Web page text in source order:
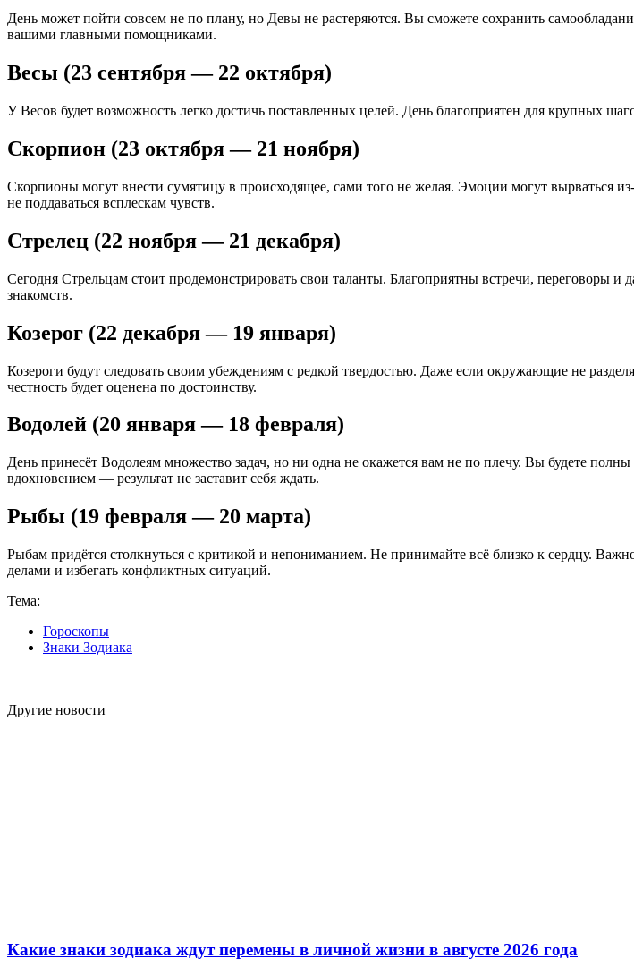
День может пойти совсем не по плану, но Девы не растеряются. Вы сможете сохранить
вашими главными помощниками.
Весы (23 сентября — 22 октября)
У Весов будет возможность легко достичь поставленных целей. День благоприятен для крупных
Скорпион (23 октября — 21 ноября)
Скорпионы могут внести сумятицу в происходящее, сами того не желая. Эмоции могут вырваться
не поддаваться всплескам чувств.
Стрелец (22 ноября — 21 декабря)
Сегодня Стрельцам стоит продемонстрировать свои таланты. Благоприятны встречи, переговоры
знакомств.
Козерог (22 декабря — 19 января)
Козероги будут следовать своим убеждениям с редкой твердостью. Даже если окружающие не
честность будет оценена по достоинству.
Водолей (20 января — 18 февраля)
День принесёт Водолеям множество задач, но ни одна не окажется вам не по плечу. Вы будете
вдохновением — результат не заставит себя ждать.
Рыбы (19 февраля — 20 марта)
Рыбам придётся столкнуться с критикой и непониманием. Не принимайте всё близко к сердцу.
делами и избегать конфликтных ситуаций.
Тема:
Гороскопы
Знаки Зодиака
Другие новости
Какие знаки зодиака ждут перемены в личной жизни в августе 2026 года